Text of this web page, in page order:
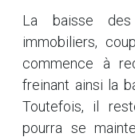
La baisse
immobiliers,
commence à
freinant ainsi la
Toutefois, il
pourra se